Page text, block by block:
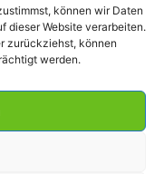
können wir Daten
dieser Website verarbeiten.
zurückziehst, können
werden.